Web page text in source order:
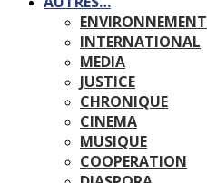
ENVIRONNEMENT
INTERNATIONAL
MEDIA
JUSTICE
CHRONIQUE
CINEMA
MUSIQUE
COOPERATION